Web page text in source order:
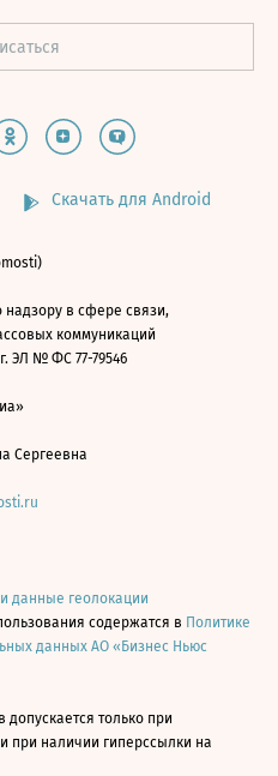
Скачать для Android
в сфере связи,
коммуникаций
ЭЛ № ФС 77-79546
Сергеевна
и данные геолокации
содержатся в Политике
данных АО «Бизнес Ньюс
только при
и при наличии гиперссылки на